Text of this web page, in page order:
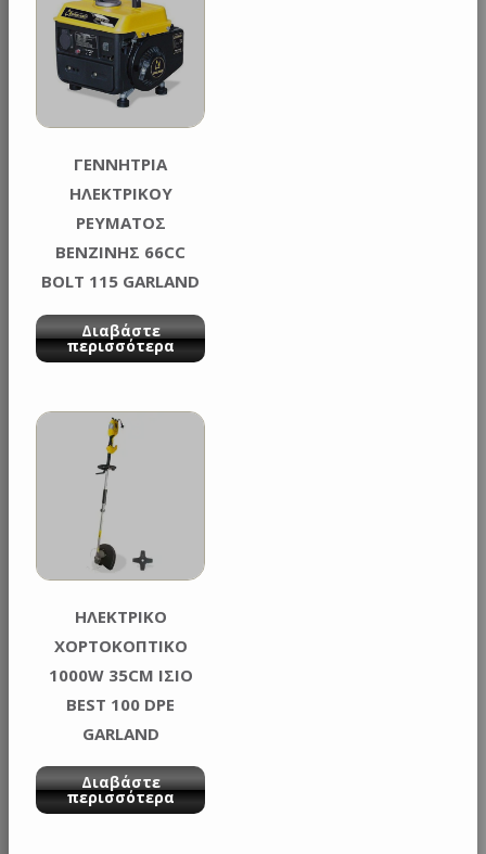
ΓΕΝΝΗΤΡΙΑ
ΗΛΕΚΤΡΙΚΟΥ
ΡΕΥΜΑΤΟΣ
ΒΕΝΖΙΝΗΣ 66CC
BOLT 115 GARLAND
Διαβάστε
περισσότερα
ΗΛΕΚΤΡΙΚΟ
ΧΟΡΤΟΚΟΠΤΙΚΟ
1000W 35CM ΙΣΙΟ
BEST 100 DPE
GARLAND
Διαβάστε
περισσότερα